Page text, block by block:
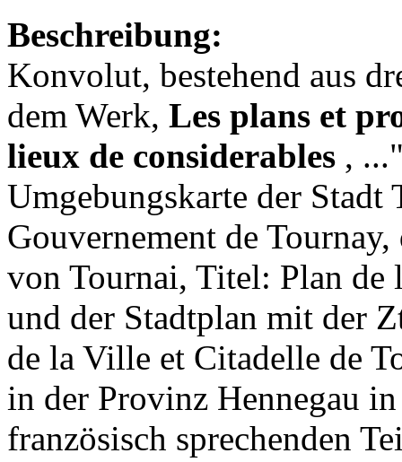
Beschreibung:
Konvolut, bestehend aus
dem Werk, Les plans et
lieux de considerables ,
Umgebungskarte der
Gouvernement de
von Tournai, Titel: Plan de
und der Stadtplan mit der
de la Ville et Citadelle de
in der Provinz Hennegau
französisch sprechenden